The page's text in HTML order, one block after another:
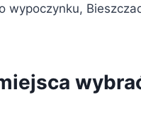
wypoczynku,